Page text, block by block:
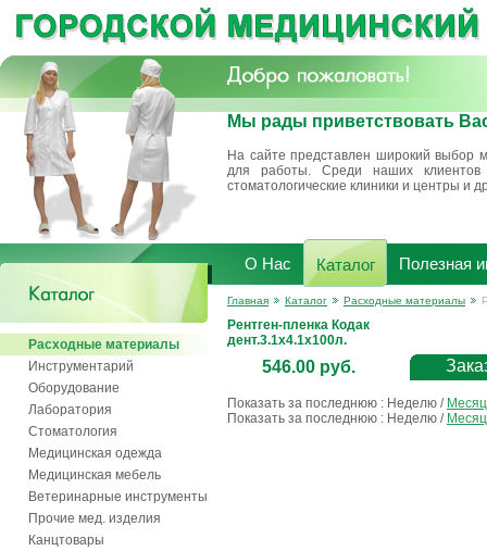
Мы рады приветствовать
На сайте представлен широкий выбор
для работы. Среди наших клиентов
стоматологические клиники и центры и
О Нас Каталог Полезная
Расходные материалы
Инструментарий
Оборудование
Лаборатория
Стоматология
Медицинская одежда
Медицинская мебель
Ветеринарные инструменты
Прочие мед. изделия
Канцтовары
Главная Каталог Расходные материалы
Рентген-пленка Кодак
дент.3.1х4.1х100л.
546.00 руб.
Показать за последнюю : Неделю / Месяц
Показать за последнюю : Неделю / Месяц